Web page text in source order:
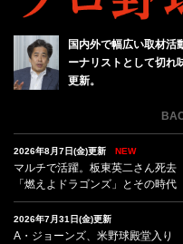
国内外で幅広い取材活
ーナリストとして切れ
更新。
2026年8月7日(金)更新 NEW
マルチで活躍。板東英二さん死去
「燃えよドラゴンズ」とその時代
2026年7月31日(金)更新
A・ジョーンズ、米野球殿堂入り